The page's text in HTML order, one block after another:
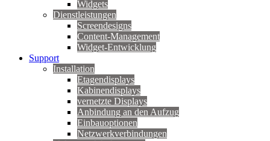
Widgets
Dienstleistungen
Screendesigns
Content-Management
Widget-Entwicklung
Support
Installation
Etagendisplays
Kabinendisplays
vernetzte Displays
Anbindung an den Aufzug
Einbauoptionen
Netzwerkverbindungen